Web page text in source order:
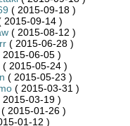
( 2015-09-18 )
2015-09-14 )
( 2015-08-12 )
( 2015-06-28 )
2015-06-05 )
( 2015-05-24 )
( 2015-05-23 )
( 2015-03-31 )
2015-03-19 )
( 2015-01-26 )
01-12 )